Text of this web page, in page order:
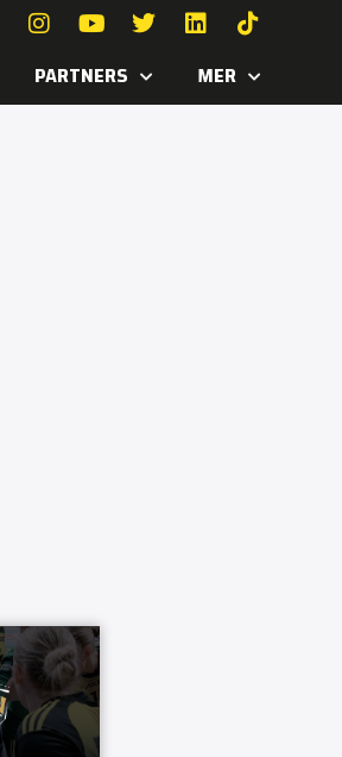
PARTNERS MER